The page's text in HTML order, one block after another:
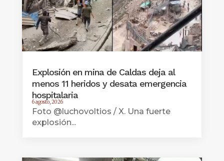
Explosión en mina de Caldas deja al
menos 11 heridos y desata emergencia
hospitalaria
6 agosto, 2026
Foto @luchovoltios / X. Una fuerte
explosión...